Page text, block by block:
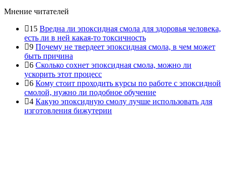
Мнение читателей
15 Вредна ли эпоксидная смола для здоровья человека,
есть ли в ней какая-то токсичность
9 Почему не твердеет эпоксидная смола, в чем может
быть причина
6 Сколько сохнет эпоксидная смола, можно ли
ускорить этот процесс
6 Кому стоит проходить курсы по работе с эпоксидной
смолой, нужно ли подобное обучение
4 Какую эпоксидную смолу лучше использовать для
изготовления бижутерии